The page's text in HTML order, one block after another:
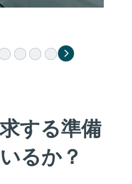
する準備
るか？